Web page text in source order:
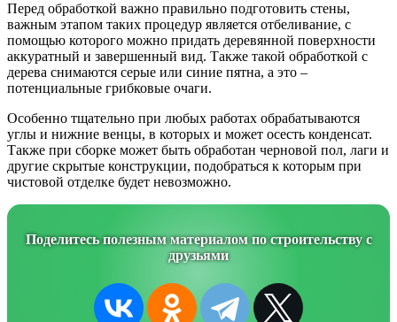
Перед обработкой важно правильно подготовить стены,
важным этапом таких процедур является отбеливание, с
помощью которого можно придать деревянной поверхности
аккуратный и завершенный вид. Также такой обработкой с
дерева снимаются серые или синие пятна, а это –
потенциальные грибковые очаги.
Особенно тщательно при любых работах обрабатываются
углы и нижние венцы, в которых и может осесть конденсат.
Также при сборке может быть обработан черновой пол, лаги и
другие скрытые конструкции, подобраться к которым при
чистовой отделке будет невозможно.
Поделитесь полезным материалом по строительству с
друзьями